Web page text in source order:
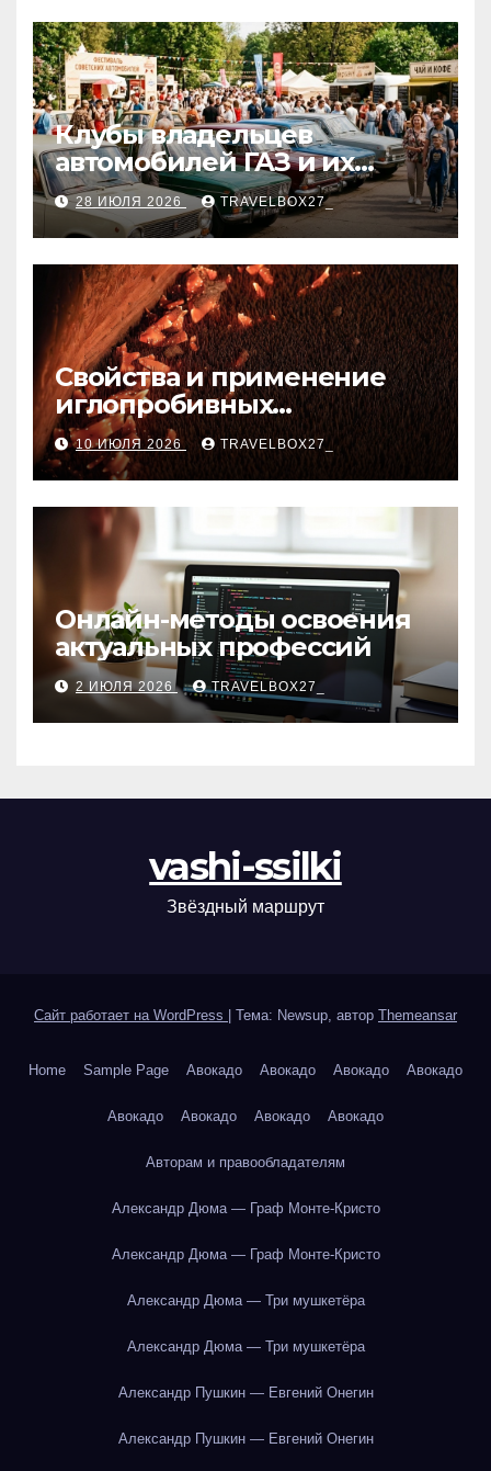
Клубы владельцев
автомобилей ГАЗ и их
мероприятия
28 ИЮЛЯ 2026 TRAVELBOX27_
Свойства и применение
иглопробивных
базальтовых огнеупорных
матов
10 ИЮЛЯ 2026 TRAVELBOX27_
Онлайн-методы освоения
актуальных профессий
2 ИЮЛЯ 2026 TRAVELBOX27_
vashi-ssilki
Звёздный маршрут
Сайт работает на WordPress Тема: Newsup, автор Themeansar
Home Sample Page Авокадо Авокадо Авокадо Авокадо
Авокадо Авокадо Авокадо Авокадо
Авторам и правообладателям
Александр Дюма — Граф Монте-Кристо
Александр Дюма — Граф Монте-Кристо
Александр Дюма — Три мушкетёра
Александр Дюма — Три мушкетёра
Александр Пушкин — Евгений Онегин
Александр Пушкин — Евгений Онегин